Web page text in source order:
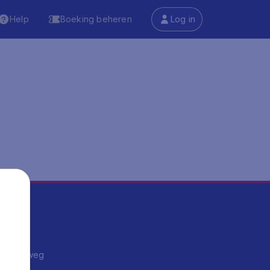
Help Boeking beheren Log in
weg